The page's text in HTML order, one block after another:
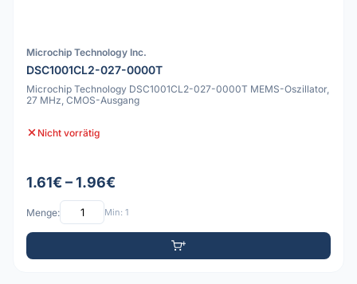
Microchip Technology Inc.
DSC1001CL2-027-0000T
Microchip Technology DSC1001CL2-027-0000T MEMS-Oszillator,
27 MHz, CMOS-Ausgang
Nicht vorrätig
1.61€ – 1.96€
Menge: Min: 1